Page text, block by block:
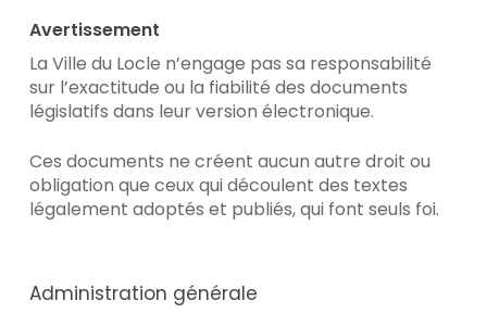
Avertissement
La Ville du Locle n’engage pas sa responsabilité
sur l’exactitude ou la fiabilité des documents
législatifs dans leur version électronique.
Ces documents ne créent aucun autre droit ou
obligation que ceux qui découlent des textes
légalement adoptés et publiés, qui font seuls foi.
Administration générale